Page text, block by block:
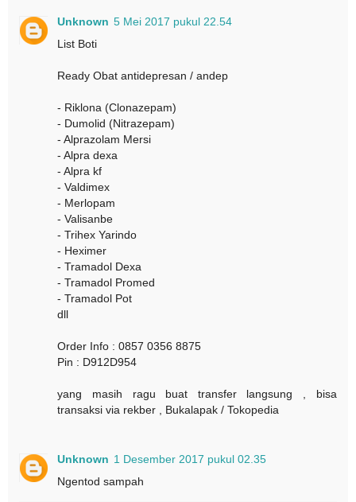
Unknown 5 Mei 2017 pukul 22.54
List Boti
Ready Obat antidepresan / andep
- Riklona (Clonazepam)
- Dumolid (Nitrazepam)
- Alprazolam Mersi
- Alpra dexa
- Alpra kf
- Valdimex
- Merlopam
- Valisanbe
- Trihex Yarindo
- Heximer
- Tramadol Dexa
- Tramadol Promed
- Tramadol Pot
dll
Order Info : 0857 0356 8875
Pin : D912D954
yang masih ragu buat transfer langsung , bisa
transaksi via rekber , Bukalapak / Tokopedia
Unknown 1 Desember 2017 pukul 02.35
Ngentod sampah